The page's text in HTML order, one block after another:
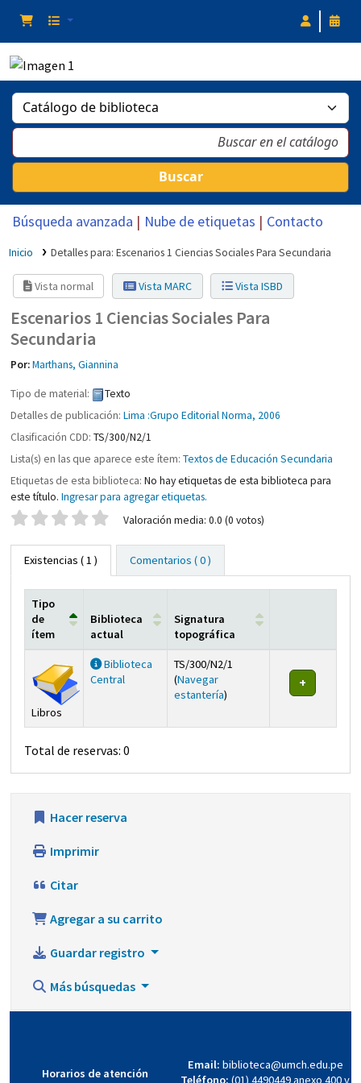
Buscar
Búsqueda avanzada Nube de etiquetas Contacto
Inicio Detalles para: Escenarios 1 Ciencias Sociales Para Secundaria
Vista normal Vista MARC Vista ISBD
Escenarios 1 Ciencias Sociales Para
Secundaria
Por:Marthans, Giannina
Tipo de material:
Texto
Detalles de publicación: Lima :Grupo Editorial Norma, 2006
Clasificación CDD: TS/300/N2/1
Lista(s) en las que aparece este ítem: Textos de Educación Secundaria
Etiquetas de esta biblioteca: No hay etiquetas de esta biblioteca para
este título. Ingresar para agregar etiquetas.
Valoración Valoración media: 0.0 (0 votos)
Existencias ( 1 ) Comentarios ( 0 )
Tipo
de
ítem
Biblioteca
actual
Signatura
topográfica
Libros
Biblioteca
Central
TS/300/N2/1
(Navegar
estantería(Abre debajo)
)
Total de reservas: 0
Hacer reserva
Imprimir
Citar
Agregar a su carrito
Guardar registro
Más búsquedas
Horarios de atención
Email: biblioteca@umch.edu.pe
Teléfono: (01) 4490449 anexo 400 y